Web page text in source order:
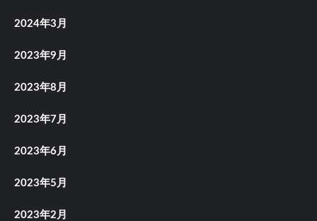
2024年3月
2023年9月
2023年8月
2023年7月
2023年6月
2023年5月
2023年2月